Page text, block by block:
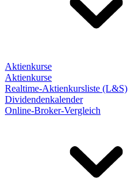
Aktienkurse
Aktienkurse
Realtime-Aktienkursliste (L&S)
Dividendenkalender
Online-Broker-Vergleich